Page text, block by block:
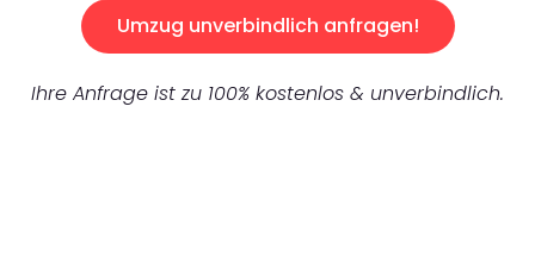
Umzug unverbindlich anfragen!
Ihre Anfrage ist zu 100% kostenlos & unverbindlich.